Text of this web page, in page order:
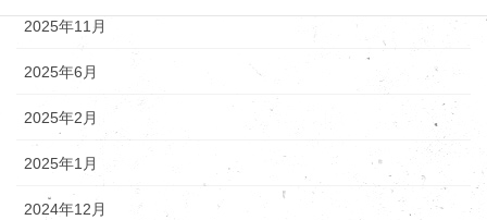
2025年11月
2025年6月
2025年2月
2025年1月
2024年12月